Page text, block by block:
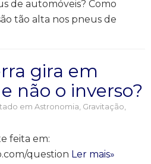
de automóveis? Como
tão alta nos pneus de
gira em
não o inverso?
em Astronomia, Gravitação,
feita em:
question Ler mais»